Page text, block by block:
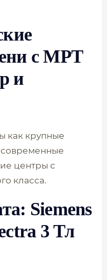
с МРТ
и
как крупные
современные
центры с
класса.
Siemens
3 Тл